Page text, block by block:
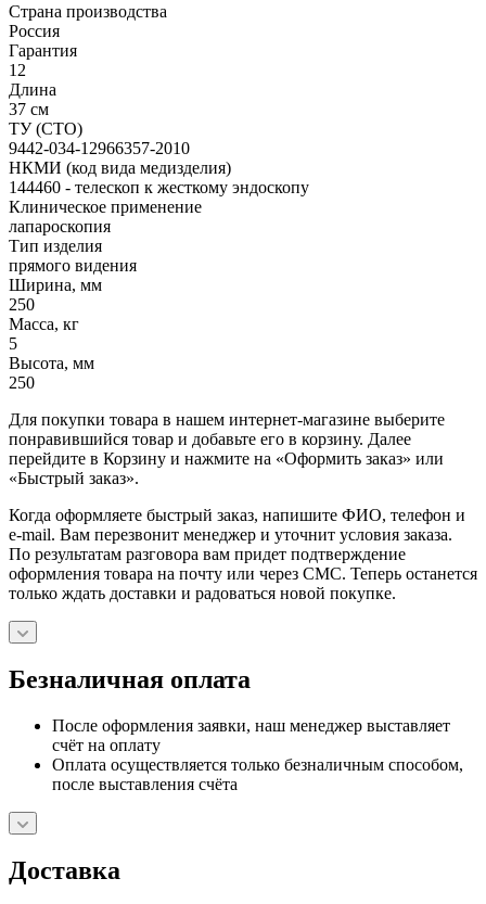
Страна производства
Россия
Гарантия
12
Длина
37 см
ТУ (СТО)
9442-034-12966357-2010
НКМИ (код вида медизделия)
144460 - телескоп к жесткому эндоскопу
Клиническое применение
лапароскопия
Тип изделия
прямого видения
Ширина, мм
250
Масса, кг
5
Высота, мм
250
Для покупки товара в нашем интернет-магазине выберите
понравившийся товар и добавьте его в корзину. Далее
перейдите в Корзину и нажмите на «Оформить заказ» или
«Быстрый заказ».
Когда оформляете быстрый заказ, напишите ФИО, телефон и
e-mail. Вам перезвонит менеджер и уточнит условия заказа.
По результатам разговора вам придет подтверждение
оформления товара на почту или через СМС. Теперь останется
только ждать доставки и радоваться новой покупке.
Безналичная оплата
После оформления заявки, наш менеджер выставляет
счёт на оплату
Оплата осуществляется только безналичным способом,
после выставления счёта
Доставка